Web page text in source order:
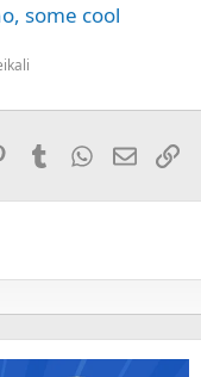
some cool
PinterestTumblrWhatsApp
E-pasts